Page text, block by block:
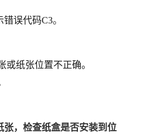
错误代码C3。
或纸张位置不正确。
张，检查纸盒是否安装到位